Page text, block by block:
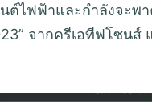
ต์ไฟฟ้าและกำลังจะ
จากครีเอทีฟโซน